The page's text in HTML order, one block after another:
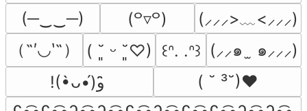
(─‿‿─) (꒪▿꒪)
(⸝⸝⸝>﹏<⸝⸝⸝)
（˶′◡‵˶）
( ˘͈ ᵕ ˘͈♡) ꒰ᐢ. .ᐢ꒱ (⸝⸝๑  ̫ ๑⸝⸝⸝)
( ˘ ³˘)♥